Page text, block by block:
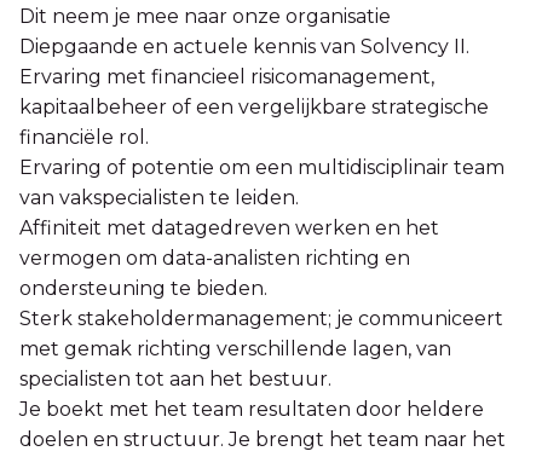
Dit neem je mee naar onze organisatie
Diepgaande en actuele kennis van Solvency II.
Ervaring met financieel risicomanagement,
kapitaalbeheer of een vergelijkbare strategische
financiële rol.
Ervaring of potentie om een multidisciplinair team
van vakspecialisten te leiden.
Affiniteit met datagedreven werken en het
vermogen om data-analisten richting en
ondersteuning te bieden.
Sterk stakeholdermanagement; je communiceert
met gemak richting verschillende lagen, van
specialisten tot aan het bestuur.
Je boekt met het team resultaten door heldere
doelen en structuur. Je brengt het team naar het